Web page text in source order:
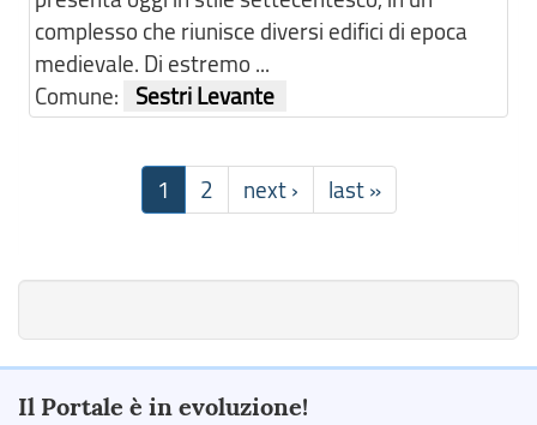
complesso che riunisce diversi edifici di epoca
medievale. Di estremo ...
Comune:
Sestri Levante
1 2 next › last »
Il Portale è in evoluzione!